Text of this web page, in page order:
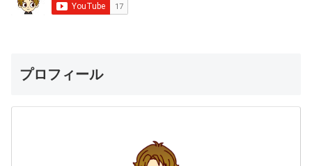
プロフィール